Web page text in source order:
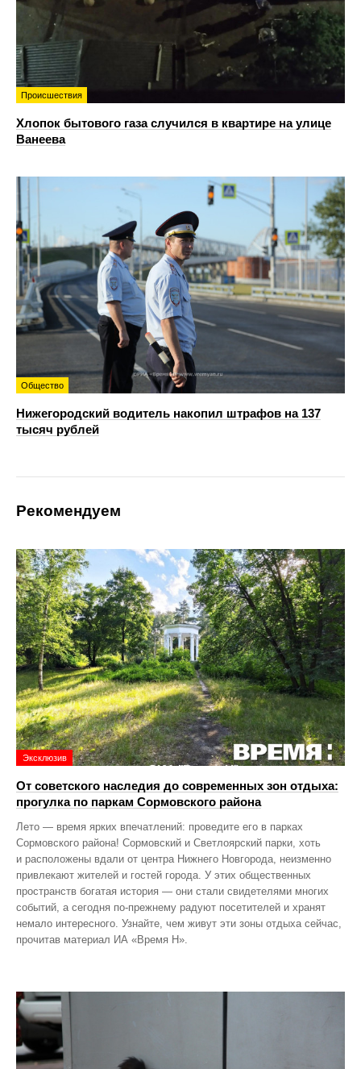
Происшествия
Хлопок бытового газа случился в квартире на улице
Ванеева
Общество
Нижегородский водитель накопил штрафов на 137
тысяч рублей
Рекомендуем
Эксклюзив
От советского наследия до современных зон отдыха:
прогулка по паркам Сормовского района
Лето — время ярких впечатлений: проведите его в парках
Сормовского района! Сормовский и Светлоярский парки, хоть
и расположены вдали от центра Нижнего Новгорода, неизменно
привлекают жителей и гостей города. У этих общественных
пространств богатая история — они стали свидетелями многих
событий, а сегодня по‑прежнему радуют посетителей и хранят
немало интересного. Узнайте, чем живут эти зоны отдыха сейчас,
прочитав материал ИА «Время Н».